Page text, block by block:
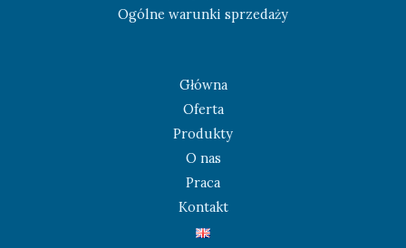
Ogólne warunki sprzedaży
Główna
Oferta
Produkty
O nas
Praca
Kontakt